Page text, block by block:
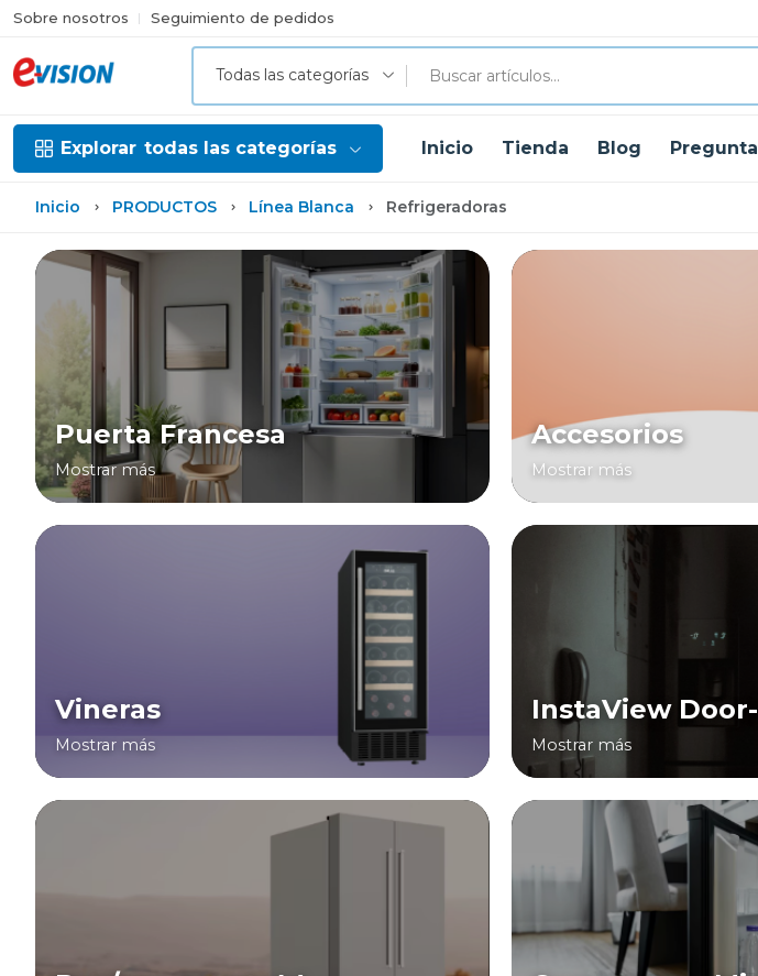
Sobre nosotros Seguimiento de pedidos
Todas las categorías
Explorar todas las categorías Inicio Tienda Blog
Inicio PRODUCTOS Línea Blanca Refrigeradoras
Puerta Francesa
Mostrar más
Accesorios
Mostrar más
Vineras
Mostrar más
InstaView
Mostrar más